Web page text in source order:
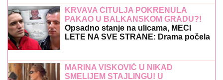
KRVAVA ČITULJA POKRENULA
PAKAO U BALKANSKOM GRADU?!
Opsadno stanje na ulicama, MECI
LETE NA SVE STRANE: Drama počela
MARINA VISKOVIĆ U NIKAD
SMELIJEM STAJLINGU! U